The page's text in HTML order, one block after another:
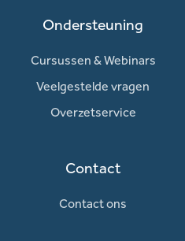
Ondersteuning
Cursussen & Webinars
Veelgestelde vragen
Overzetservice
Contact
Contact ons